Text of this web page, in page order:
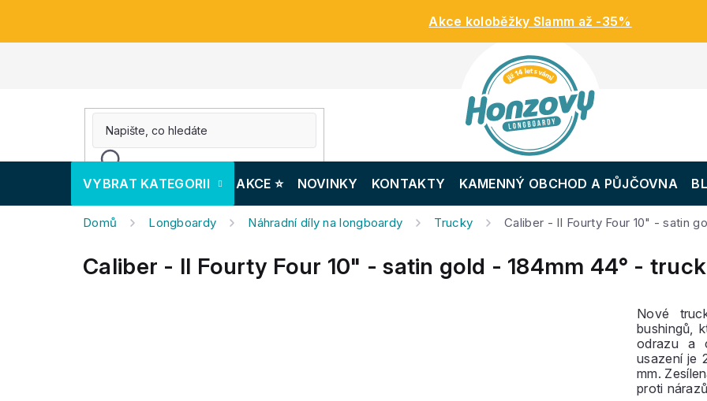
Akce koloběžky Slamm až -35%
VYBRAT KATEGORII AKCE ⭐️ NOVINKY KONTAKTY KAMENNÝ OBCHOD A PŮJČOVNA
Domů Longboardy Náhradní díly na longboardy Trucky Caliber - II Fourty Four 10" - satin
Caliber - II Fourty Four 10" - satin gold - 184mm 44° - truck
Nové
bushingů,
odrazu a
usazení je
mm.
proti